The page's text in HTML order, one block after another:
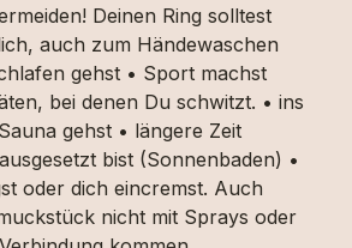
Deinen Ring solltest
auch zum Händewaschen
gehst • Sport machst
bei denen Du schwitzt. • ins
gehst • längere Zeit
bist (Sonnenbaden) •
oder dich eincremst. Auch
nicht mit Sprays oder